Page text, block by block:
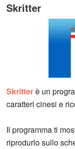
Skritter
Skritterè un
caratteri cinesi e
Il programma ti
riprodurlo sullo